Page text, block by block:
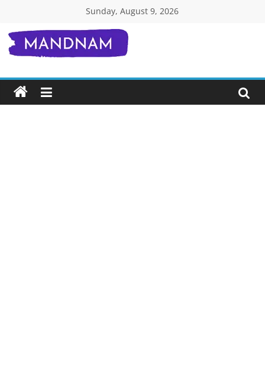
content
Sunday, August 9, 2026
Mandnam.com
जाने
एक-